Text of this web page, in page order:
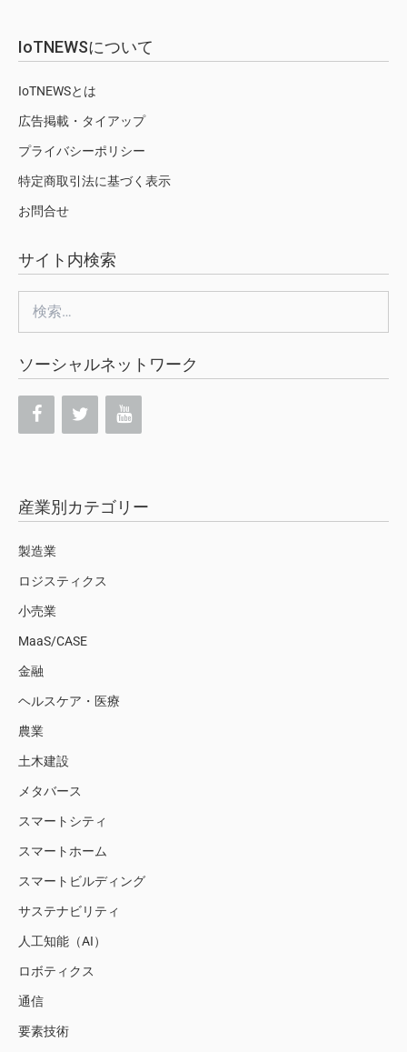
IoTNEWSについて
IoTNEWSとは
広告掲載・タイアップ
プライバシーポリシー
特定商取引法に基づく表示
お問合せ
サイト内検索
索:
ソーシャルネットワーク
産業別カテゴリー
製造業
ロジスティクス
小売業
MaaS/CASE
金融
ヘルスケア・医療
農業
土木建設
メタバース
スマートシティ
スマートホーム
スマートビルディング
サステナビリティ
人工知能（AI）
ロボティクス
通信
要素技術